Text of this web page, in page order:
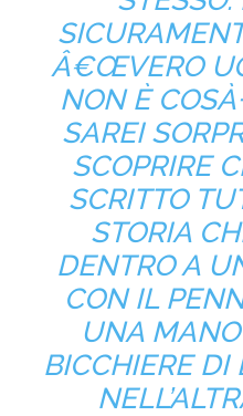
Â€ŒVERO
NON È
SAREI
SCOPRIRE
SCRITTO
STORIA
DENTRO A
CON IL
UNA
BICCHIERE DI